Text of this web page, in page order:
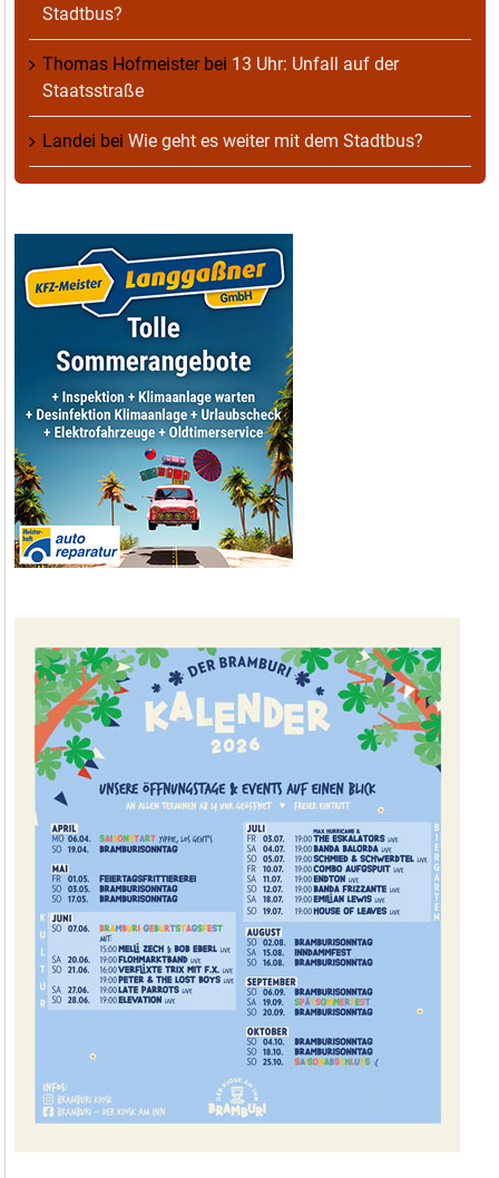
Stadtbus?
Thomas Hofmeisterbei 13 Uhr: Unfall auf der
Staatsstraße
Landei bei Wie geht es weiter mit dem Stadtbus?